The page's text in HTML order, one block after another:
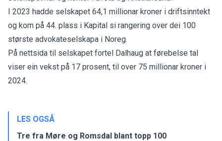
I 2023 hadde selskapet 64,1 millionar kroner i driftsinntekt
og kom på 44. plass i Kapital si rangering over dei 100
største advokateselskapa i Noreg.
På nettsida til selskapet fortel Dalhaug at førebelse tal
viser ein vekst på 17 prosent, til over 75 millionar kroner i
2024.
LES OGSÅ
Tre fra Møre og Romsdal blant topp 100